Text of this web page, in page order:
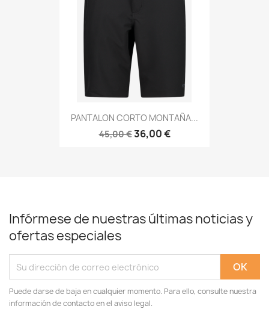
PANTALON CORTO MONTAÑA...
45,00 €36,00 €
Infórmese de nuestras últimas noticias y
ofertas especiales
Puede darse de baja en cualquier momento. Para ello, consulte nuestra
información de contacto en el aviso legal.